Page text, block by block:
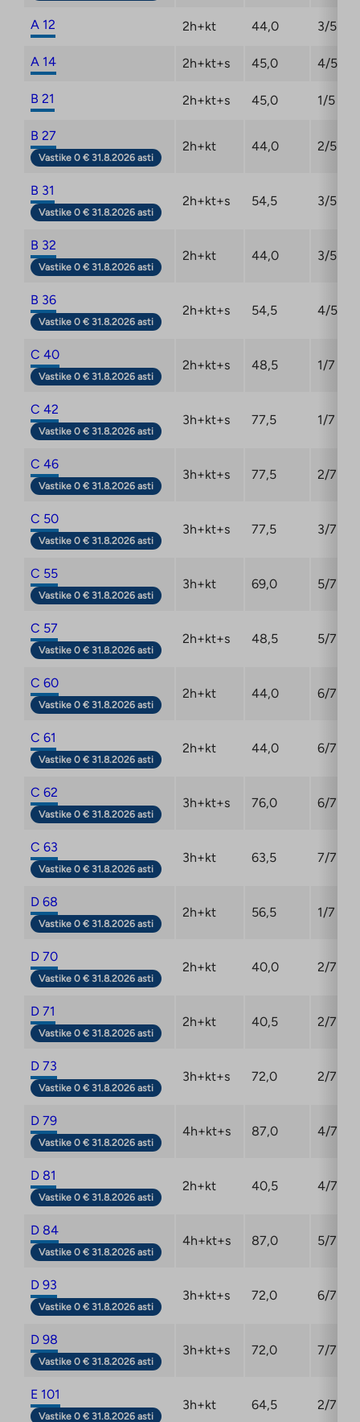
A 12 2h+kt 44,0 3/5
A 14 2h+kt+s 45,0 4/5
B 21 2h+kt+s 45,0 1/5
B 27
Vastike 0 € 31.8.2026 asti
2h+kt 44,0 2/5
B 31
Vastike 0 € 31.8.2026 asti
2h+kt+s 54,5 3/5
B 32
Vastike 0 € 31.8.2026 asti
2h+kt 44,0 3/5
B 36
Vastike 0 € 31.8.2026 asti
2h+kt+s 54,5 4/5
C 40
Vastike 0 € 31.8.2026 asti
2h+kt+s 48,5 1/7
C 42
Vastike 0 € 31.8.2026 asti
3h+kt+s 77,5 1/7
C 46
Vastike 0 € 31.8.2026 asti
3h+kt+s 77,5 2/7
C 50
Vastike 0 € 31.8.2026 asti
3h+kt+s 77,5 3/7
C 55
Vastike 0 € 31.8.2026 asti
3h+kt 69,0 5/7
C 57
Vastike 0 € 31.8.2026 asti
2h+kt+s 48,5 5/7
C 60
Vastike 0 € 31.8.2026 asti
2h+kt 44,0 6/7
C 61
Vastike 0 € 31.8.2026 asti
2h+kt 44,0 6/7
C 62
Vastike 0 € 31.8.2026 asti
3h+kt+s 76,0 6/7
C 63
Vastike 0 € 31.8.2026 asti
3h+kt 63,5 7/7
D 68
Vastike 0 € 31.8.2026 asti
2h+kt 56,5 1/7
D 70
Vastike 0 € 31.8.2026 asti
2h+kt 40,0 2/7
D 71
Vastike 0 € 31.8.2026 asti
2h+kt 40,5 2/7
D 73
Vastike 0 € 31.8.2026 asti
3h+kt+s 72,0 2/7
D 79
Vastike 0 € 31.8.2026 asti
4h+kt+s 87,0 4/7
D 81
Vastike 0 € 31.8.2026 asti
2h+kt 40,5 4/7
D 84
Vastike 0 € 31.8.2026 asti
4h+kt+s 87,0 5/7
D 93
Vastike 0 € 31.8.2026 asti
3h+kt+s 72,0 6/7
D 98
Vastike 0 € 31.8.2026 asti
3h+kt+s 72,0 7/7
E 101
Vastike 0 € 31.8.2026 asti
3h+kt 64,5 2/7